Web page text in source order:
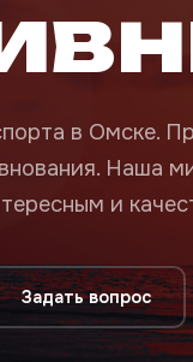
в Омске.
Наша
и
Задать вопрос